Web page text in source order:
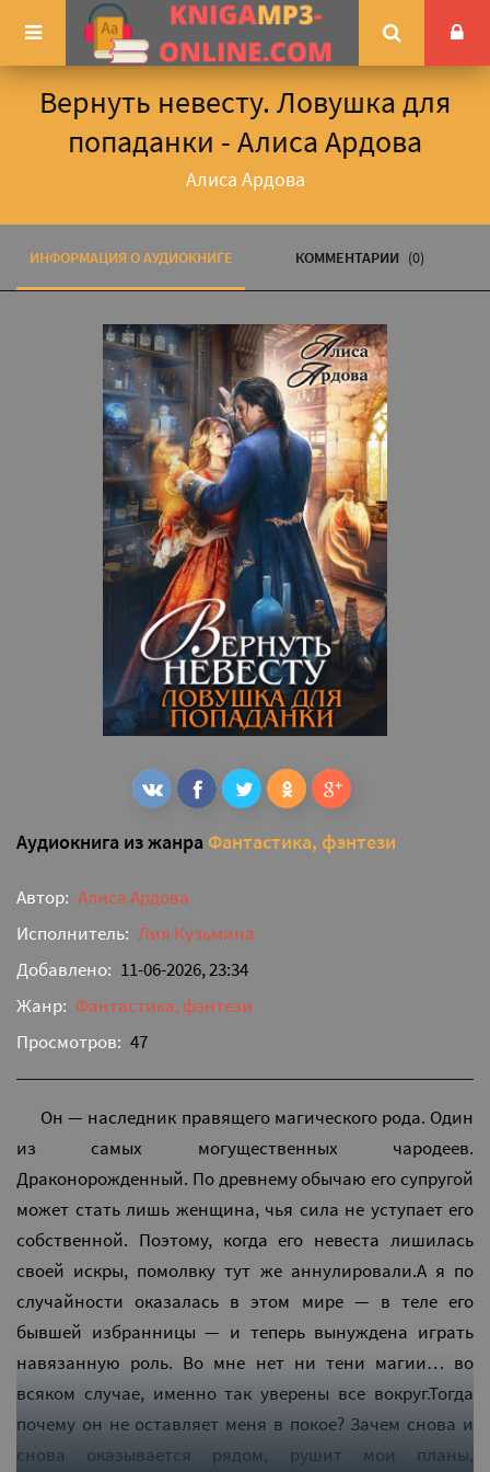
Вернуть невесту. Ловушка для
попаданки - Алиса Ардова
Алиса Ардова
ИНФОРМАЦИЯ О АУДИОКНИГЕ КОММЕНТАРИИ (0)
Аудиокнига из жанра Фантастика, фэнтези
Автор: Алиса Ардова
Исполнитель: Лия Кузьмина
Добавлено: 11-06-2026, 23:34
Жанр: Фантастика, фэнтези
Просмотров: 47
Он — наследник правящего магического рода. Один
из самых могущественных чародеев.
Драконорожденный. По древнему обычаю его супругой
может стать лишь женщина, чья сила не уступает его
собственной. Поэтому, когда его невеста лишилась
своей искры, помолвку тут же аннулировали.А я по
случайности оказалась в этом мире — в теле его
бывшей избранницы — и теперь вынуждена играть
навязанную роль. Во мне нет ни тени магии… во
всяком случае, именно так уверены все вокруг.Тогда
почему он не оставляет меня в покое? Зачем снова и
снова оказывается рядом, рушит мои планы,